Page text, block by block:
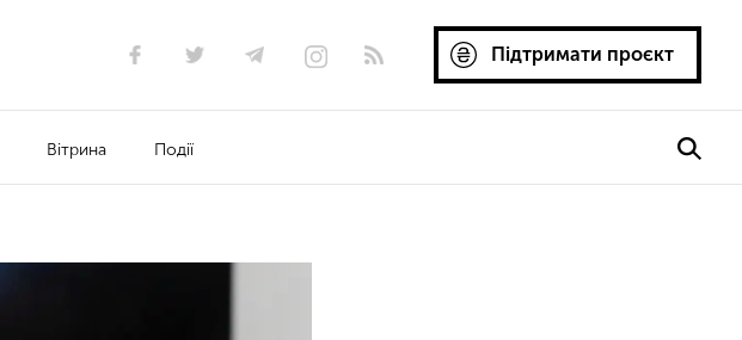
Підтримати проєкт
Вітрина Події